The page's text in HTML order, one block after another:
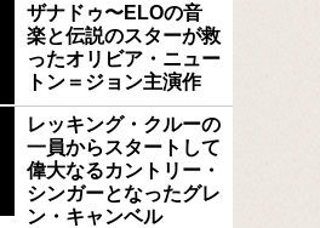
ザナドゥ〜ELOの音
楽と伝説のスターが救
ったオリビア・ニュー
トン＝ジョン主演作
レッキング・クルーの
一員からスタートして
偉大なるカントリー・
シンガーとなったグレ
ン・キャンベル